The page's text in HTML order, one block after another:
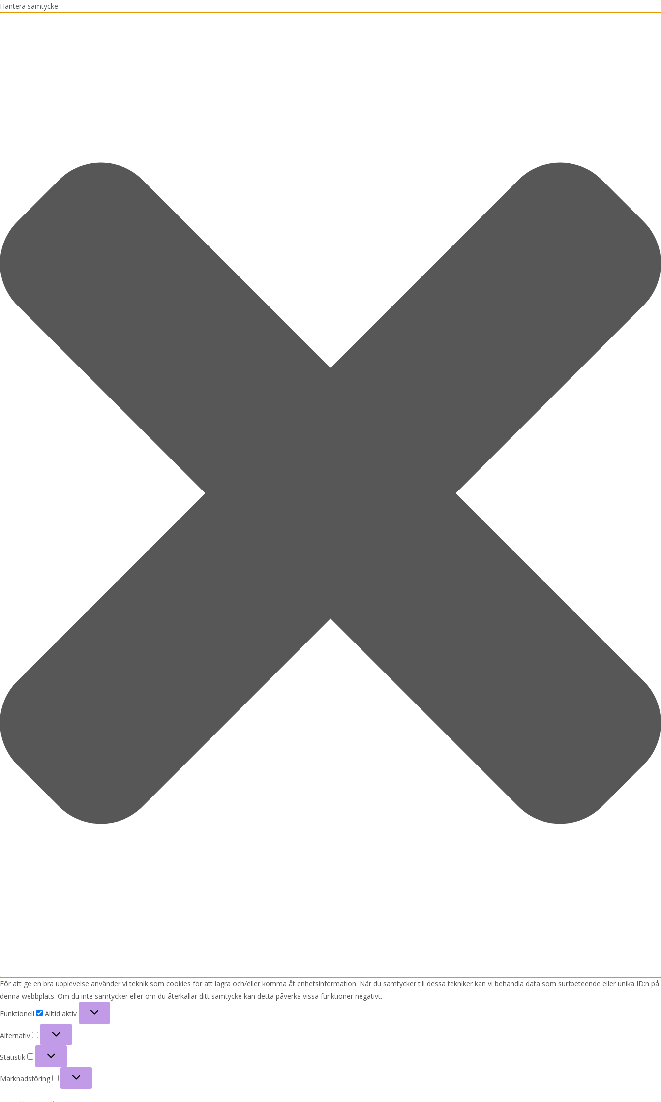
Hantera samtycke
För att ge en bra upplevelse använder vi teknik som cookies för att lagra och/eller komma åt enhetsinformation. När du samtycker till dessa tekniker kan vi behandla data som surfbeteende eller unika ID:n på
denna webbplats. Om du inte samtycker eller om du återkallar ditt samtycke kan detta påverka vissa funktioner negativt.
Funktionell
Alltid aktiv
Alternativ
Alternativ
Statistik
Statistik
Marknadsföring
Marknadsföring